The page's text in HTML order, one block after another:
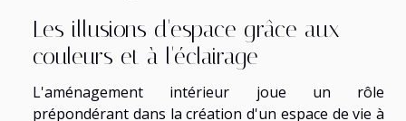
Les illusions d'espace grâce aux
couleurs et à l'éclairage
L'aménagement intérieur joue un rôle
prépondérant dans la création d'un espace de vie à